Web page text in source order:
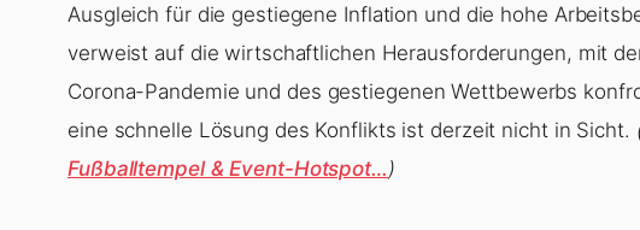
Ausgleich für die gestiegene Inflation und die hohe
verweist auf die wirtschaftlichen Herausforderungen, mit
Corona-Pandemie und des gestiegenen Wettbewerbs
eine schnelle Lösung des Konflikts ist derzeit nicht in Sicht.
Fußballtempel & Event-Hotspot… )